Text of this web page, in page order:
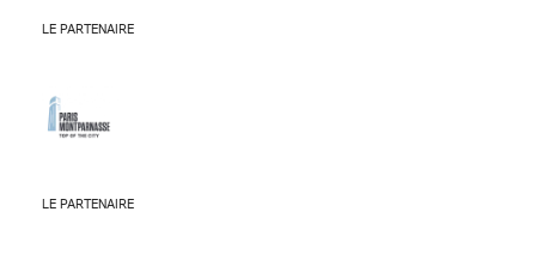
LE PARTENAIRE
LE PARTENAIRE